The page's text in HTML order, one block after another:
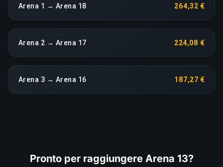
Arena 1 → Arena 18 264,32 €
Arena 2 → Arena 17 224,08 €
Arena 3 → Arena 16 187,27 €
Pronto per raggiungere Arena 13?